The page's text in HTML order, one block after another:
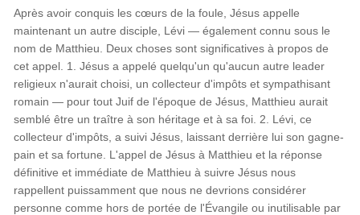
Après avoir conquis les cœurs de la foule, Jésus appelle
maintenant un autre disciple, Lévi — également connu sous le
nom de Matthieu. Deux choses sont significatives à propos de
cet appel. 1. Jésus a appelé quelqu'un qu'aucun autre leader
religieux n'aurait choisi, un collecteur d'impôts et sympathisant
romain — pour tout Juif de l'époque de Jésus, Matthieu aurait
semblé être un traître à son héritage et à sa foi. 2. Lévi, ce
collecteur d'impôts, a suivi Jésus, laissant derrière lui son gagne-
pain et sa fortune. L'appel de Jésus à Matthieu et la réponse
définitive et immédiate de Matthieu à suivre Jésus nous
rappellent puissamment que nous ne devrions considérer
personne comme hors de portée de l'Évangile ou inutilisable par